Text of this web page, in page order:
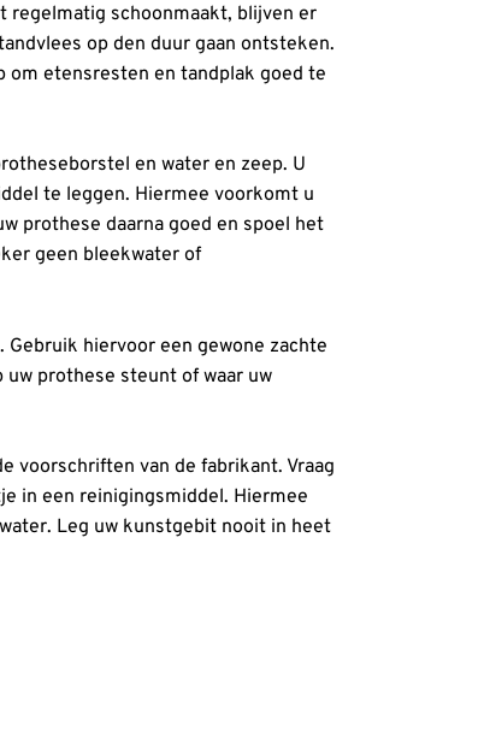
regelmatig schoonmaakt, blijven er
op den duur gaan ontsteken.
om etensresten en tandplak goed te
en water en zeep. U
te leggen. Hiermee voorkomt u
prothese daarna goed en spoel het
geen bleekwater of
hiervoor een gewone zachte
prothese steunt of waar uw
voorschriften van de fabrikant. Vraag
in een reinigingsmiddel. Hiermee
Leg uw kunstgebit nooit in heet